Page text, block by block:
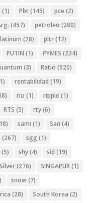
(1) Pbr(145) pce (2)
(457) petroleo (280)
(28) pltr(12)
PUTIN (1) PYMES (234)
(3) Ratio (920)
rentabilidad (19)
rio (1) ripple (1)
RTS (5) rty(6)
sami (1) San (4)
(267) sgg (1)
(5) shy(4) sid (19)
Silver(276) SINGAPUR(1)
snow(7)
(28) South Korea (2)